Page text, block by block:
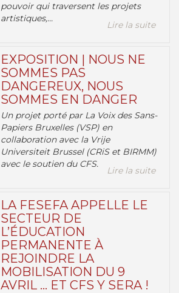
pouvoir qui traversent les projets
artistiques,...
Lire la suite
EXPOSITION | NOUS NE
SOMMES PAS
DANGEREUX, NOUS
SOMMES EN DANGER
Un projet porté par La Voix des Sans-
Papiers Bruxelles (VSP) en
collaboration avec la Vrije
Universiteit Brussel (CRiS et BIRMM)
avec le soutien du CFS.
Lire la suite
LA FESEFA APPELLE LE
SECTEUR DE
L’ÉDUCATION
PERMANENTE À
REJOINDRE LA
MOBILISATION DU 9
AVRIL … ET CFS Y SERA !